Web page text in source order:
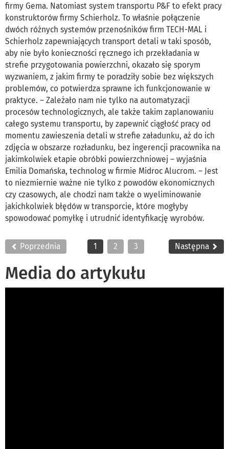
firmy Gema. Natomiast system transportu P&F to efekt pracy
konstruktorów firmy Schierholz. To właśnie połączenie
dwóch różnych systemów przenośników firm TECH-MAL i
Schierholz zapewniających transport detali w taki sposób,
aby nie było konieczności ręcznego ich przekładania w
strefie przygotowania powierzchni, okazało się sporym
wyzwaniem, z jakim firmy te poradziły sobie bez większych
problemów, co potwierdza sprawne ich funkcjonowanie w
praktyce. – Zależało nam nie tylko na automatyzacji
procesów technologicznych, ale także takim zaplanowaniu
całego systemu transportu, by zapewnić ciągłość pracy od
momentu zawieszenia detali w strefie załadunku, aż do ich
zdjęcia w obszarze rozładunku, bez ingerencji pracownika na
jakimkolwiek etapie obróbki powierzchniowej – wyjaśnia
Emilia Domańska, technolog w firmie Midroc Alucrom. – Jest
to niezmiernie ważne nie tylko z powodów ekonomicznych
czy czasowych, ale chodzi nam także o wyeliminowanie
jakichkolwiek błędów w transporcie, które mogłyby
spowodować pomyłkę i utrudnić identyfikację wyrobów.
Poprzednia 1 2 3 Następna
Media do artykułu